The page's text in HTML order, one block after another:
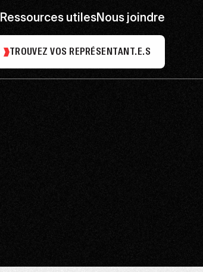
Ressources utilesNous joindre
TROUVEZ VOS REPRÉSENTANT.E.S